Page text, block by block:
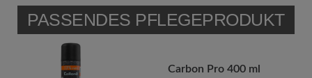
PASSENDES PFLEGEPRODUKT
Carbon Pro 400 ml